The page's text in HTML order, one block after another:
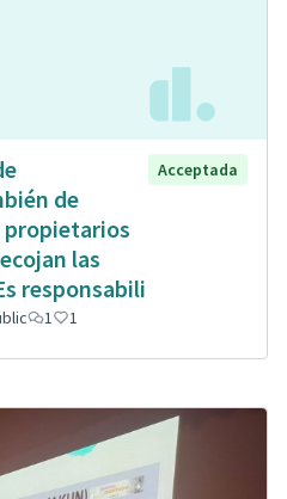
de
propietarios
las
responsabili
Acceptada
1 1